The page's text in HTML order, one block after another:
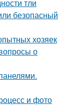
тли
безопасный
хозяек
о
и фото